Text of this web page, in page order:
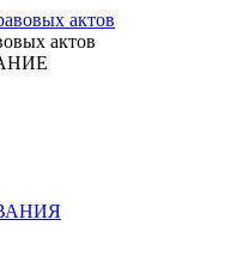
актов